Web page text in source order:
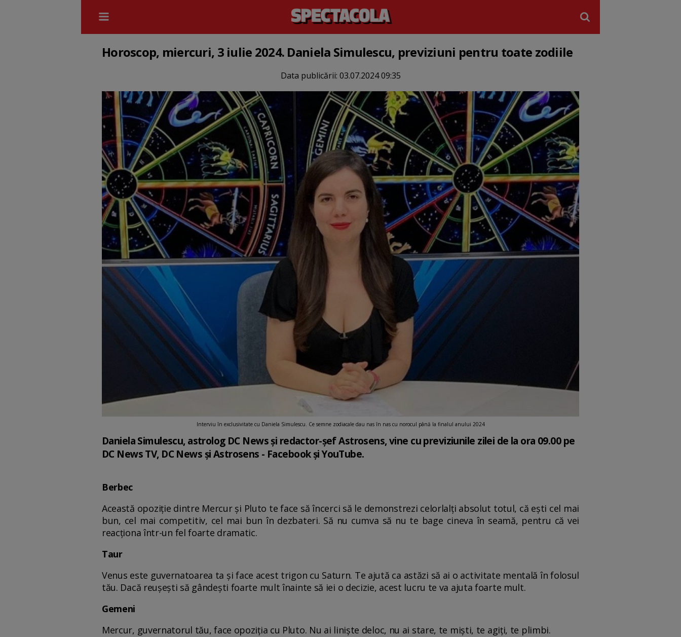
Horoscop, miercuri, 3 iulie 2024. Daniela Simulescu, previziuni pentru toate zodiile
Data publicării: 03.07.2024 09:35
Interviu în exclusivitate cu Daniela Simulescu. Ce semne zodiacale dau nas în nas cu norocul până la finalul anului 2024
Daniela Simulescu, astrolog DC News și redactor-șef Astrosens, vine cu previziunile zilei de la ora 09.00 pe
DC News TV, DC News și Astrosens - Facebook și YouTube.
Berbec
Această opoziție dintre Mercur și Pluto te face să încerci să le demonstrezi celorlalți absolut totul, că ești cel mai
bun, cel mai competitiv, cel mai bun în dezbateri. Să nu cumva să nu te bage cineva în seamă, pentru că vei
reacționa într-un fel foarte dramatic.
Taur
Venus este guvernatoarea ta și face acest trigon cu Saturn. Te ajută ca astăzi să ai o activitate mentală în folosul
tău. Dacă reușești să gândești foarte mult înainte să iei o decizie, acest lucru te va ajuta foarte mult.
Gemeni
Mercur, guvernatorul tău, face opoziția cu Pluto. Nu ai liniște deloc, nu ai stare, te miști, te agiți, te plimbi.